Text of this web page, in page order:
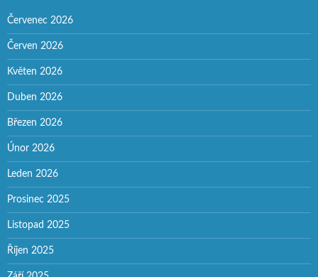
Červenec 2026
Červen 2026
Květen 2026
Duben 2026
Březen 2026
Únor 2026
Leden 2026
Prosinec 2025
Listopad 2025
Říjen 2025